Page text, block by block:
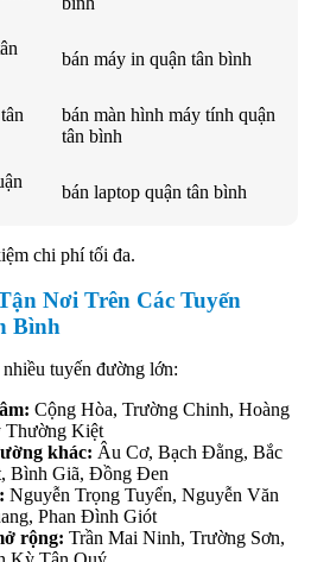
bán máy in quận tân bình
bán màn hình máy tính quận
tân bình
bán laptop quận tân bình
chi phí tối đa.
Nơi Trên Các Tuyến
Bình
tuyến đường lớn:
Cộng Hòa, Trường Chinh, Hoàng
Thường Kiệt
khác: Âu Cơ, Bạch Đằng, Bắc
Bình Giã, Đồng Đen
Nguyễn Trọng Tuyển, Nguyễn Văn
Phan Đình Giót
rộng: Trần Mai Ninh, Trường Sơn,